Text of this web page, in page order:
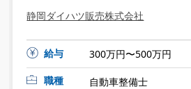
静岡ダイハツ販売株式会社
給与
300万円〜500万円
職種
自動車整備士